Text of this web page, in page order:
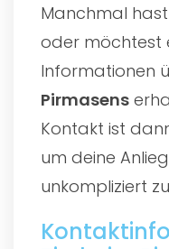
Manchmal
oder möchtest
Informationen
Pirmasens
Kontakt ist
um deine
unkompliziert